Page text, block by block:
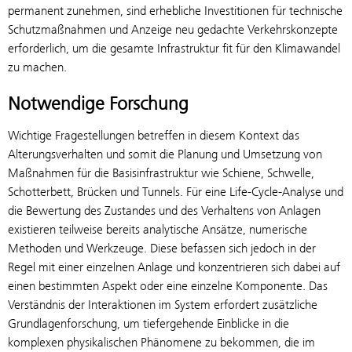
permanent zunehmen, sind erhebliche Investitionen für technische
Schutzmaßnahmen und Anzeige neu gedachte Verkehrskonzepte
erforderlich, um die gesamte Infrastruktur fit für den Klimawandel
zu machen.
Notwendige Forschung
Wichtige Fragestellungen betreffen in diesem Kontext das
Alterungsverhalten und somit die Planung und Umsetzung von
Maßnahmen für die Basisinfrastruktur wie Schiene, Schwelle,
Schotterbett, Brücken und Tunnels. Für eine Life-Cycle-Analyse und
die Bewertung des Zustandes und des Verhaltens von Anlagen
existieren teilweise bereits analytische Ansätze, numerische
Methoden und Werkzeuge. Diese befassen sich jedoch in der
Regel mit einer einzelnen Anlage und konzentrieren sich dabei auf
einen bestimmten Aspekt oder eine einzelne Komponente. Das
Verständnis der Interaktionen im System erfordert zusätzliche
Grundlagenforschung, um tiefergehende Einblicke in die
komplexen physikalischen Phänomene zu bekommen, die im